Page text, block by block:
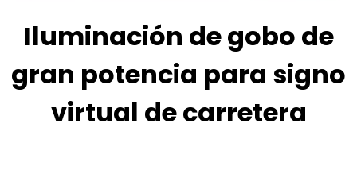
Iluminación de gobo de
gran potencia para signo
virtual de carretera